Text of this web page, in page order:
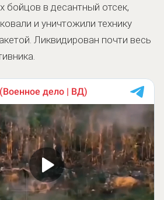
бойцов в десантный отсек,
и уничтожили технику
Ликвидирован почти весь